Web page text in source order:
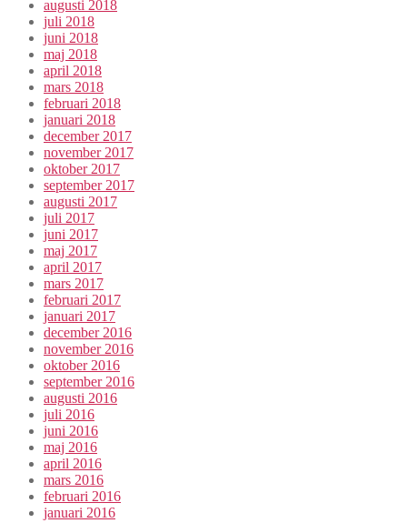
augusti 2018
juli 2018
juni 2018
maj 2018
april 2018
mars 2018
februari 2018
januari 2018
december 2017
november 2017
oktober 2017
september 2017
augusti 2017
juli 2017
juni 2017
maj 2017
april 2017
mars 2017
februari 2017
januari 2017
december 2016
november 2016
oktober 2016
september 2016
augusti 2016
juli 2016
juni 2016
maj 2016
april 2016
mars 2016
februari 2016
januari 2016